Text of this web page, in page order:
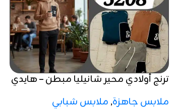
ترنج أولادي محير شانيليا مبطن – هايدي
ملابس جاهزة, ملابس شبابي